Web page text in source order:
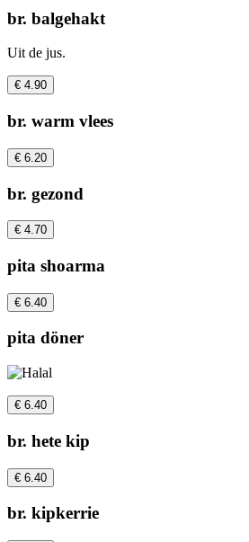
br. balgehakt
Uit de jus.
€ 4.90
br. warm vlees
€ 6.20
br. gezond
€ 4.70
pita shoarma
€ 6.40
pita döner
€ 6.40
br. hete kip
€ 6.40
br. kipkerrie